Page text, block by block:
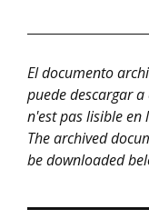
El documento
puede descargar
n'est pas lisible en
The archived
be downloaded